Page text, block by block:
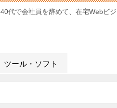
40代で会社員を辞めて、在宅Webビ
ツール・ソフト